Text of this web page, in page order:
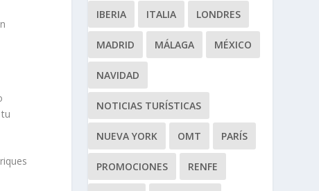
IBERIA ITALIA LONDRES
MADRID MÁLAGA MÉXICO
NAVIDAD
NOTICIAS TURÍSTICAS
NUEVA YORK OMT PARÍS
PROMOCIONES RENFE